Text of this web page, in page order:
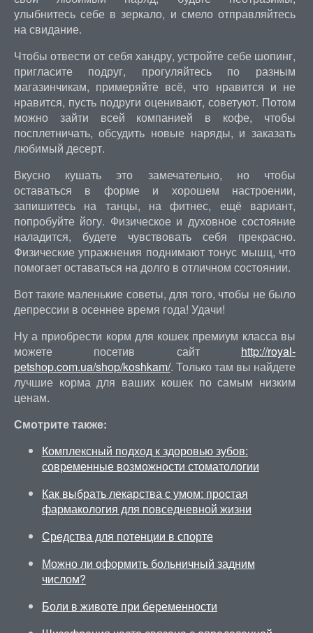
улыбнитесь себе в зеркало, и смело отправляйтесь
на свидание.
Чтобы отвести от себя хандру, устройте себе шопинг,
пригласите подруг, прогуляйтесь по разным
магазинчикам, примеряйте всё, что нравится и не
нравится, пусть подруги оценивают, советуют. Потом
можно зайти всей компанией в кофе, чтобы
посплетничать, обсудить новые наряды, и заказать
любимый десерт.
Вкусно кушать это замечательно, но чтобы
оставаться в форме и хорошем настроении,
запишитесь на танцы, на фитнес, ещё вариант,
попробуйте йогу. Физическое и духовное состояние
наладится, будете чувствовать себя прекрасно.
Физические упражнения поднимают тонус мышц, что
помогает оставаться на долго в отличном состоянии.
Вот такие маленькие советы, для того, чтобы не было
депрессии в осеннее время года! Удачи!
Ну а приобрести корм для кошек премиум класса вы
можете посетив сайт http://royal-
petshop.com.ua/shop/koshkam/. Только там вы найдете
лучшие корма для ваших кошек по самым низким
ценам.
Смотрите также:
Комплексный подход к здоровью зубов:
современные возможности стоматологии
Как выбрать лекарства с умом: простая
фармакология для повседневной жизни
Средства для потенции в спорте
Можно ли оформить больничный задним
числом?
Боли в животе при беременности